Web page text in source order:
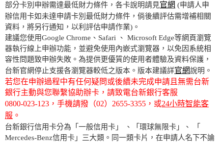
部分卡別申辦需達最低財力條件，各卡說明請見官網 (申請人申
辦信用卡如未達申請卡別最低財力條件，倘後續評估需增補相關
資料，將另行通知，以利評估申請作業)。
建議您使用Google Chrome、Safari 、 Microsoft Edge等網頁瀏覽
器執行線上申辦功能，並避免使用內嵌式瀏覽器，以免因系統相
容性問題致申辦失敗。為提供更優質的使用者體驗及資料保護，
台新官網停止支援各瀏覽器較低之版本。版本建議詳官網說明。
若您在申辦過程中有任何疑問或後續未完成申請且無需台新
銀行主動與您聯繫協助辦卡，請致電台新銀行客服
0800-023-123 ，手機請撥 （02）2655-3355 ，或24小時智能客
服 。
台新銀行信用卡分為「一般信用卡」 、「環球無限卡」、 「
Mercedes-Benz信用卡」三大類。同一類卡片，在申請人名下不論